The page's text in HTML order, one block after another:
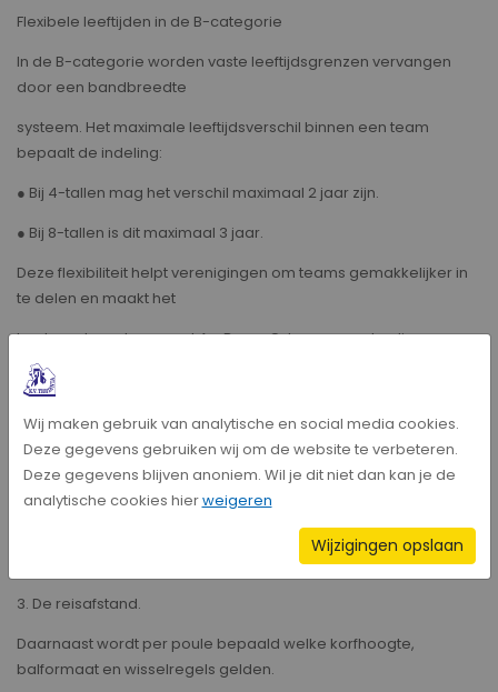
Flexibele leeftijden in de B-categorie
In de B-categorie worden vaste leeftijdsgrenzen vervangen
door een bandbreedte
systeem. Het maximale leeftijdsverschil binnen een team
bepaalt de indeling:
● Bij 4-tallen mag het verschil maximaal 2 jaar zijn.
● Bij 8-tallen is dit maximaal 3 jaar.
Deze flexibiliteit helpt verenigingen om teams gemakkelijker in
te delen en maakt het
bestaande systeem met A-, B-, en C-teams overbodig.
Nieuwe poule-indeling
Poules worden voortaan samengesteld op basis van drie
factoren:
2. De gemiddelde leeftijd van de spelers.
3. De reisafstand.
Daarnaast wordt per poule bepaald welke korfhoogte,
balformaat en wisselregels gelden.
Wij maken gebruik van analytische en social media cookies.
Deze gegevens gebruiken wij om de website te verbeteren.
Deze gegevens blijven anoniem. Wil je dit niet dan kan je de
analytische cookies hierweigeren
Wijzigingen opslaan